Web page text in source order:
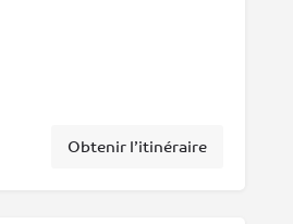
Obtenir l’itinéraire